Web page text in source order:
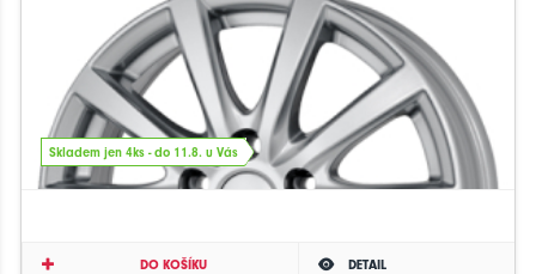
Skladem jen 4ks - do 11.8. u Vás
DO KOŠÍKU DETAIL